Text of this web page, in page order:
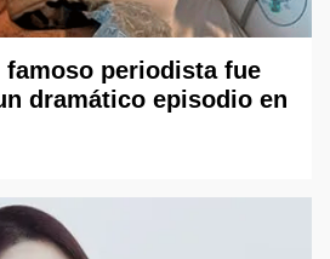
periodista fue
dramático episodio en